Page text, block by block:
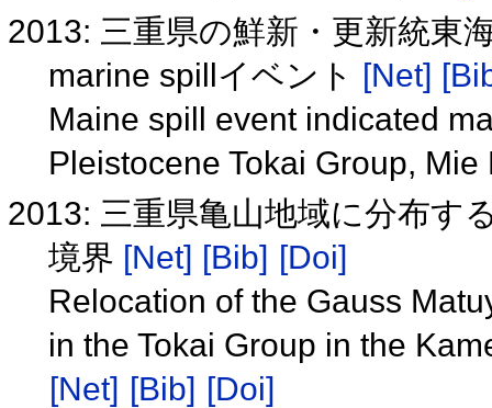
2013: 三重県の鮮新・更新統東
marine spillイベント [Net]
Maine spill event indicated
Pleistocene Tokai Group,
2013: 三重県亀山地域に分布す
境界 [Net] [Bib] [Doi]
Relocation of the Gauss
in the Tokai Group in the
[Net] [Bib] [Doi]